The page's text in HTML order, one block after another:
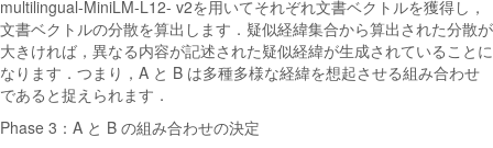
multilingual-MiniLM-L12- v2を用いてそれぞれ文書ベクトルを獲得し，
文書ベクトルの分散を算出します．疑似経緯集合から算出された分散が
大きければ，異なる内容が記述された疑似経緯が生成されていることに
なります．つまり，A と B は多種多様な経緯を想起させる組み合わせ
であると捉えられます．
Phase 3：A と B の組み合わせの決定